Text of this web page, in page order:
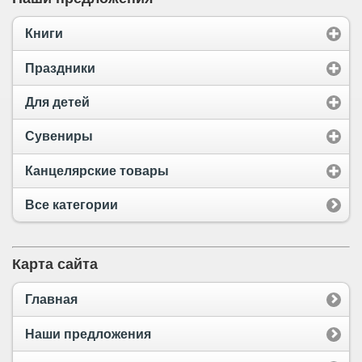
Книги
Праздники
Для детей
Сувениры
Канцелярские товары
Все категории
Карта сайта
Главная
Наши предложения